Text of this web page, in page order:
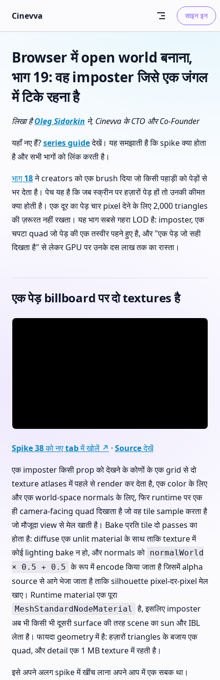
Skip to content
Cinevva साइन इन
Browser में open world बनाना,
भाग 19: वह imposter जिसे एक जंगल
में टिके रहना है
लिखा हैOleg Sidorkin ने, Cinevva के CTO और Co-Founder
यहाँ नए हैं?series guideदेखें। यह समझाती है कि spike क्या होता
है और सभी भागों को लिंक करती है।
भाग 18ने creators को एक brush दिया जो किसी पहाड़ी को पेड़ों से
भर देता है। पेच यह है कि जब स्क्रीन पर हज़ारों पेड़ हों तो उनकी कीमत
क्या होती है। एक दूर का पेड़ चार pixel देने के लिए 2,000 triangles
की ज़रूरत नहीं रखता। यह भाग सबसे गहरा LOD है: imposter, एक
चपटा quad जो पेड़ की एक तस्वीर पहने हुए है, और "एक पेड़ जो सही
दिखता है" से लेकर GPU पर उनके दस लाख तक का रास्ता।
एक पेड़ billboard पर दो textures है
Spike 38 को नए tab में खोलें ↗ · Source देखें
एक imposter किसी prop को देखने के कोणों के एक grid से दो
texture atlases में पहले से render कर देता है, एक color के लिए
और एक world-space normals के लिए, फिर runtime पर एक
ही camera-facing quad दिखाता है जो वह tile sample करता है
जो मौजूदा view से मेल खाती है। Bake प्रति tile दो passes का
होता है: diffuse एक unlit material के साथ ताकि texture में
कोई lighting bake न हो, और normals को normalWorld
× 0.5 + 0.5 के रूप में encode किया जाता है जिसमें alpha
source से आगे भेजा जाता है ताकि silhouette pixel-दर-pixel मेल
खाए। Runtime material एक पूरा
MeshStandardNodeMaterial है, इसलिए imposter
अब भी किसी भी दूसरी surface की तरह scene का sun और IBL
लेता है। फायदा geometry में है: हज़ारों triangles के बजाय एक
quad, और detail एक 1 MB texture में रहती है।
इसे अपने अलग spike में खींच लाना अपने आप में एक सबक था।